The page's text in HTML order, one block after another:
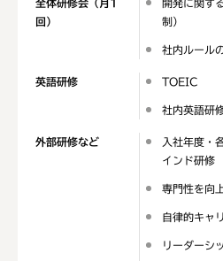
全体研修会 （月1
回）
開発に関す
制）
社内ルール
英語研修 TOEIC
社内英語研
外部研修など
入社年度・
インド研修
専門性を向
自律的キャ
リーダーシ